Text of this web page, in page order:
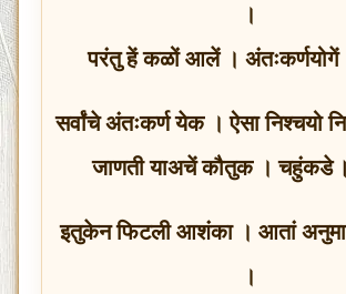
।
परंतु हें कळों आलें ।
सर्वांचे अंतःकर्ण येक । ऐसा निश्चयो
जाणती याअचें कौतुक । चहुंकडे
इतुकेन फिटली आशंका । आतां
।